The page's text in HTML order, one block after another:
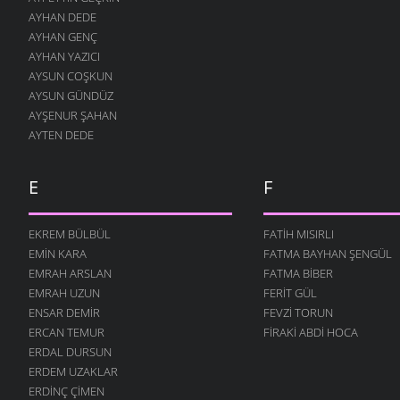
İNSANLIK
24 OCAK 2011
GELSIN -2
19 ARALIK 2010
ÇOCUĞUM
13 ARALIK 2010
UTANSIN
5 ARALIK 2010
GELSIN
30 KASIM 2010
ÖĞRETMEN
22 KASIM 2010
DEĞIL MI?
22 KASIM 2010
AŞKI NEYLEYIM
AYHAN DEDE
AYHAN GENÇ
AYHAN YAZICI
AYSUN COŞKUN
AYSUN GÜNDÜZ
AYŞENUR ŞAHAN
AYTEN DEDE
E
EKREM BÜLBÜL
EMIN KARA
EMRAH ARSLAN
EMRAH UZUN
ENSAR DEMIR
ERCAN TEMUR
ERDAL DURSUN
ERDEM UZAKLAR
ERDINÇ ÇIMEN
F
FATIH MISIRLI
FATMA BAYHAN ŞENGÜL
FATMA BIBER
FERIT GÜL
FEVZI TORUN
FIRAKI ABDI HOCA